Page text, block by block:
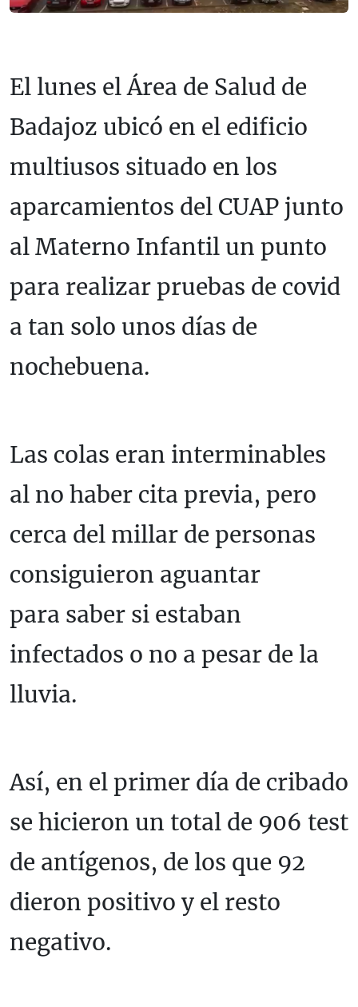
El lunes el Área de Salud de
Badajoz ubicó en el edificio
multiusos situado en los
aparcamientos del CUAP junto
al Materno Infantil un punto
para realizar pruebas de covid
a tan solo unos días de
nochebuena.
Las colas eran interminables
al no haber cita previa, pero
cerca del millar de personas
consiguieron aguantar
para saber si estaban
infectados o no a pesar de la
lluvia.
Así, en el primer día de cribado
se hicieron un total de 906 test
de antígenos, de los que 92
dieron positivo y el resto
negativo.